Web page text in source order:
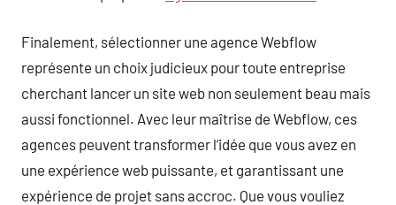
Finalement, sélectionner une agence Webflow
représente un choix judicieux pour toute entreprise
cherchant lancer un site web non seulement beau mais
aussi fonctionnel. Avec leur maîtrise de Webflow, ces
agences peuvent transformer l’idée que vous avez en
une expérience web puissante, et garantissant une
expérience de projet sans accroc. Que vous vouliez